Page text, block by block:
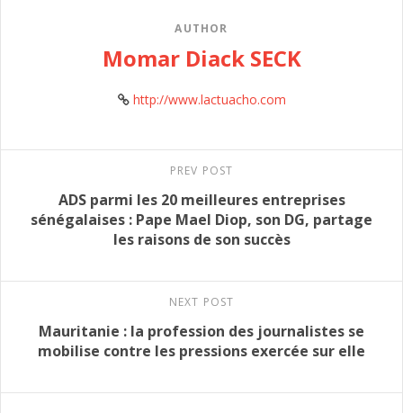
AUTHOR
Momar Diack SECK
http://www.lactuacho.com
PREV POST
ADS parmi les 20 meilleures entreprises
sénégalaises : Pape Mael Diop, son DG, partage
les raisons de son succès
NEXT POST
Mauritanie : la profession des journalistes se
mobilise contre les pressions exercée sur elle